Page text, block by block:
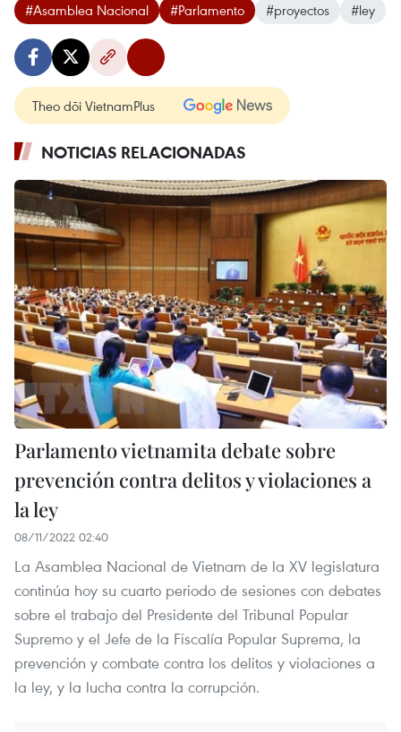
#Asamblea Nacional #Parlamento #proyectos #ley
Theo dõi VietnamPlus
NOTICIAS RELACIONADAS
Parlamento vietnamita debate sobre
prevención contra delitos y violaciones a
la ley
08/11/2022 02:40
La Asamblea Nacional de Vietnam de la XV legislatura
continúa hoy su cuarto periodo de sesiones con debates
sobre el trabajo del Presidente del Tribunal Popular
Supremo y el Jefe de la Fiscalía Popular Suprema, la
prevención y combate contra los delitos y violaciones a
la ley, y la lucha contra la corrupción.